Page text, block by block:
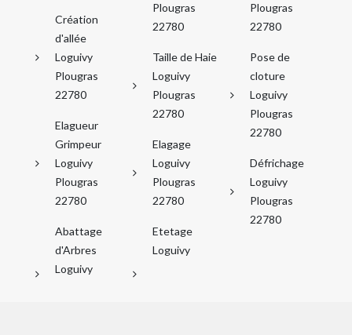
Création
d'allée
Loguivy
Plougras
22780
Elagueur
Grimpeur
Loguivy
Plougras
22780
Abattage
d'Arbres
Loguivy
Plougras
22780
Taille de Haie
Loguivy
Plougras
22780
Elagage
Loguivy
Plougras
22780
Etetage
Loguivy
Plougras
22780
Pose de
cloture
Loguivy
Plougras
22780
Défrichage
Loguivy
Plougras
22780